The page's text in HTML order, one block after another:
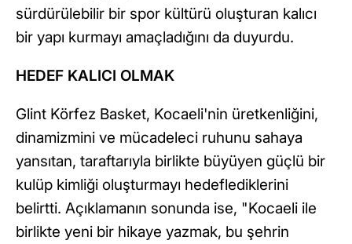
sürdürülebilir bir spor kültürü oluşturan kalıcı
bir yapı kurmayı amaçladığını da duyurdu.
HEDEF KALICI OLMAK
Glint Körfez Basket, Kocaeli'nin üretkenliğini,
dinamizmini ve mücadeleci ruhunu sahaya
yansıtan, taraftarıyla birlikte büyüyen güçlü bir
kulüp kimliği oluşturmayı hedeflediklerini
belirtti. Açıklamanın sonunda ise, "Kocaeli ile
birlikte yeni bir hikaye yazmak, bu şehrin